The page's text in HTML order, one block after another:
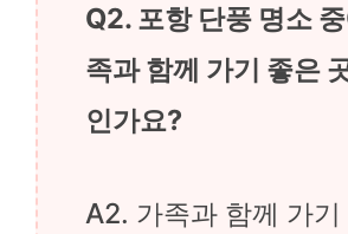
Q2. 포항 단풍 명소
족과 함께 가기 좋은
인가요?
A2. 가족과 함께 가기